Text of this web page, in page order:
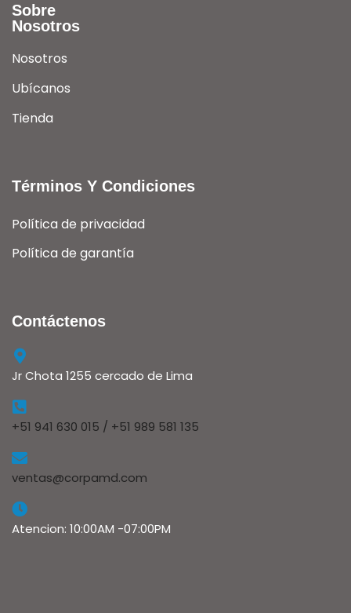
Sobre
Nosotros
Nosotros
Ubícanos
Tienda
Términos Y Condiciones
Política de privacidad
Política de garantía
Contáctenos
Jr Chota 1255 cercado de Lima
+51 941 630 015 / +51 989 581 135
ventas@corpamd.com
Atencion: 10:00AM -07:00PM